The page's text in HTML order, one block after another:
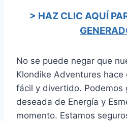
> HAZ CLIC AQUÍ
No se puede negar que
Klondike Adventures hace
fácil y divertido. Podemos
deseada de Energía y
momento. Estamos